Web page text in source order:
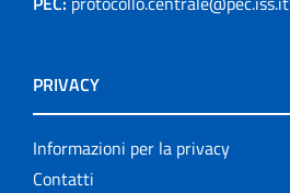
PRIVACY
Informazioni per la privacy
Contatti